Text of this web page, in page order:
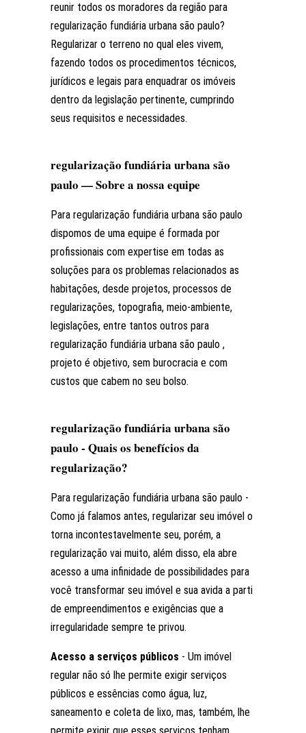
reunir todos os moradores da região para
regularização fundiária urbana são paulo?
Regularizar o terreno no qual eles vivem,
fazendo todos os procedimentos técnicos,
jurídicos e legais para enquadrar os imóveis
dentro da legislação pertinente, cumprindo
seus requisitos e necessidades.
regularização fundiária urbana são
paulo — Sobre a nossa equipe
Para regularização fundiária urbana são paulo
dispomos de uma equipe é formada por
profissionais com expertise em todas as
soluções para os problemas relacionados as
habitações, desde projetos, processos de
regularizações, topografia, meio-ambiente,
legislações, entre tantos outros para
regularização fundiária urbana são paulo ,
projeto é objetivo, sem burocracia e com
custos que cabem no seu bolso.
regularização fundiária urbana são
paulo - Quais os benefícios da
regularização?
Para regularização fundiária urbana são paulo -
Como já falamos antes, regularizar seu imóvel o
torna incontestavelmente seu, porém, a
regularização vai muito, além disso, ela abre
acesso a uma infinidade de possibilidades para
você transformar seu imóvel e sua avida a parti
de empreendimentos e exigências que a
irregularidade sempre te privou.
Acesso a serviços públicos - Um imóvel
regular não só lhe permite exigir serviços
públicos e essências como água, luz,
saneamento e coleta de lixo, mas, também, lhe